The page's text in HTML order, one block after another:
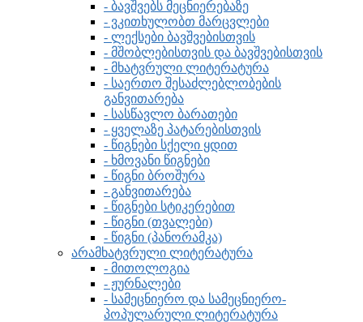
- ბავშვებს მეცნიერებაზე
- ვკითხულობთ მარცვლები
- ლექსები ბავშვებისთვის
- მშობლებისთვის და ბავშვებისთვის
- მხატვრული ლიტერატურა
- საერთო შესაძლებლობების
განვითარება
- სასწავლო ბარათები
- ყველაზე პატარებისთვის
- წიგნები სქელი ყდით
- ხმოვანი წიგნები
- წიგნი ბროშურა
- განვითარება
- წიგნები სტიკერებით
- წიგნი (თვალები)
- წიგნი (პანორამკა)
არამხატვრული ლიტერატურა
- მითოლოგია
- ჟურნალები
- სამეცნიერო და სამეცნიერო-
პოპულარული ლიტერატურა